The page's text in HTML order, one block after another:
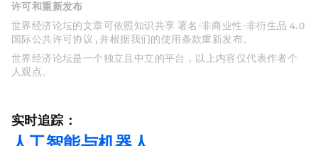
许可和重新发布
世界经济论坛的文章可依照知识共享 署名-非商业性-非衍生品 4.0
国际公共许可协议 , 并根据我们的使用条款重新发布。
世界经济论坛是一个独立且中立的平台，以上内容仅代表作者个
人观点。
实时追踪：